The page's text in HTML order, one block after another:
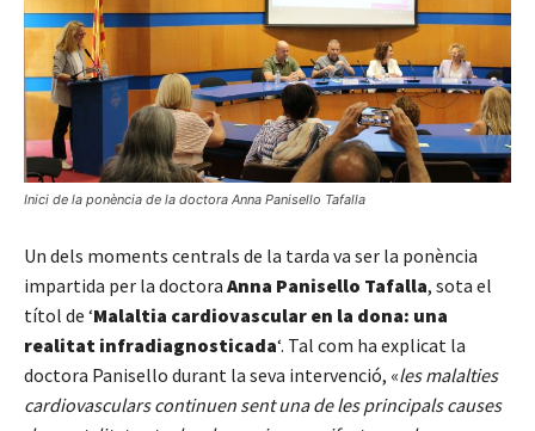
Inici de la ponència de la doctora Anna Panisello Tafalla
Un dels moments centrals de la tarda va ser la ponència
impartida per la doctora Anna Panisello Tafalla, sota el
títol de ‘Malaltia cardiovascular en la dona: una
realitat infradiagnosticada‘. Tal com ha explicat la
doctora Panisello durant la seva intervenció, «les malalties
cardiovasculars continuen sent una de les principals causes